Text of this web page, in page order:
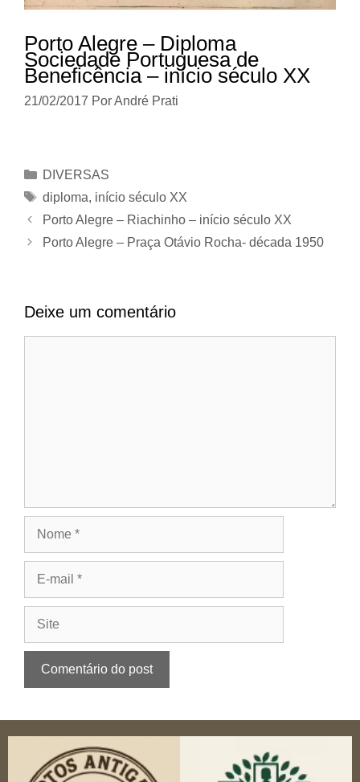
Porto Alegre – Diploma
Sociedade Portuguesa de
Beneficência – início século XX
21/02/2017 PorAndré Prati
Categorias
DIVERSAS
Tags
diploma, início século XX
Porto Alegre – Riachinho – início século XX
Porto Alegre – Praça Otávio Rocha- década 1950
Deixe um comentário
mail